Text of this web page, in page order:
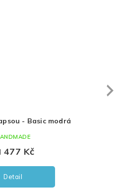
- Basic modrá
477 Kč
Detail
Next